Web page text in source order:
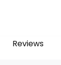
Reviews